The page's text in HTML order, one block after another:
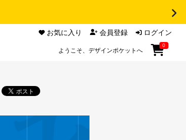
お気に入り 会員登録 ログイン
ようこそ、デザインポケットへ
0